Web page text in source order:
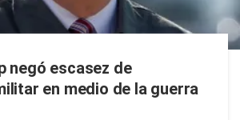
negó escasez de
en medio de la guerra